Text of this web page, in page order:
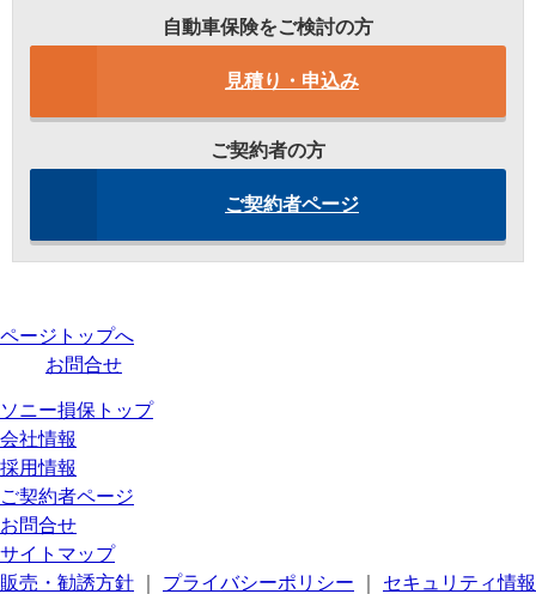
自動車保険をご検討の方
見積り・申込み
ご契約者の方
ご契約者ページ
ページトップへ
お問合せ
ソニー損保トップ
会社情報
採用情報
ご契約者ページ
お問合せ
サイトマップ
販売・勧誘方針
プライバシーポリシー
セキュリティ情報